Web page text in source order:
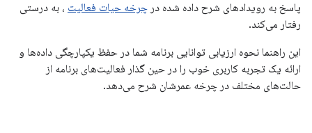
پاسخ به رویدادهای شرح داده شده در چرخه حیات فعالیت ، به درستی
رفتار می‌کند.
این راهنما نحوه ارزیابی توانایی برنامه شما در حفظ یکپارچگی داده‌ها و
ارائه یک تجربه کاربری خوب را در حین گذار فعالیت‌های برنامه از
حالت‌های مختلف در چرخه عمرشان شرح می‌دهد.